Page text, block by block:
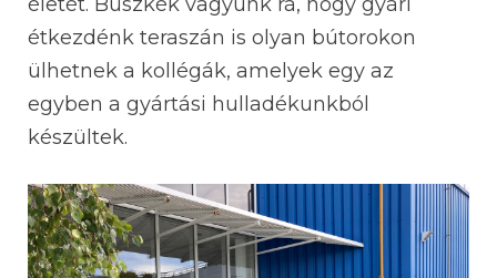
étkezdénk teraszán is olyan bútorokon
ülhetnek a kollégák, amelyek egy az
egyben a gyártási hulladékunkból
készültek.